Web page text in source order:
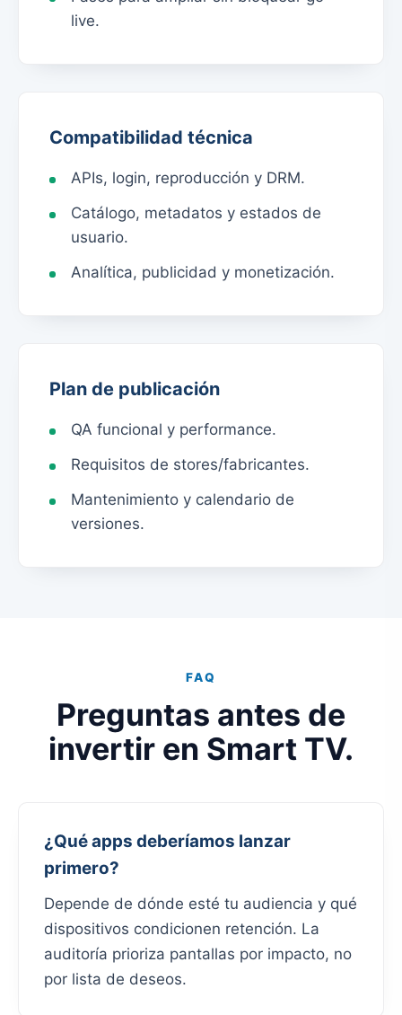
live.
Compatibilidad técnica
APIs, login, reproducción y DRM.
Catálogo, metadatos y estados de
usuario.
Analítica, publicidad y monetización.
Plan de publicación
QA funcional y performance.
Requisitos de stores/fabricantes.
Mantenimiento y calendario de
versiones.
FAQ
Preguntas antes de
invertir en Smart TV.
¿Qué apps deberíamos lanzar
primero?
Depende de dónde esté tu audiencia y qué
dispositivos condicionen retención. La
auditoría prioriza pantallas por impacto, no
por lista de deseos.